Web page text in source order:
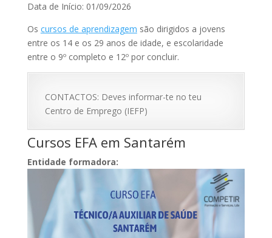
Data de Início: 01/09/2026
Os cursos de aprendizagem são dirigidos a jovens
entre os 14 e os 29 anos de idade, e escolaridade
entre o 9º completo e 12º por concluir.
CONTACTOS: Deves informar-te no teu
Centro de Emprego (IEFP)
Cursos EFA em Santarém
Entidade formadora: